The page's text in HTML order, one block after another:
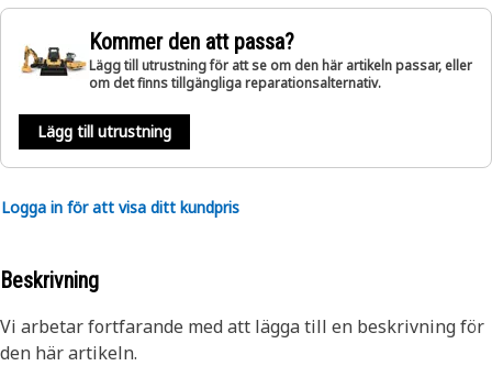
Kommer den att passa?
Lägg till utrustning för att se om den här artikeln passar, eller
om det finns tillgängliga reparationsalternativ.
Lägg till utrustning
Logga in för att visa ditt kundpris
Beskrivning
Vi arbetar fortfarande med att lägga till en beskrivning för
den här artikeln.